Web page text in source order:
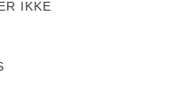
IKKE